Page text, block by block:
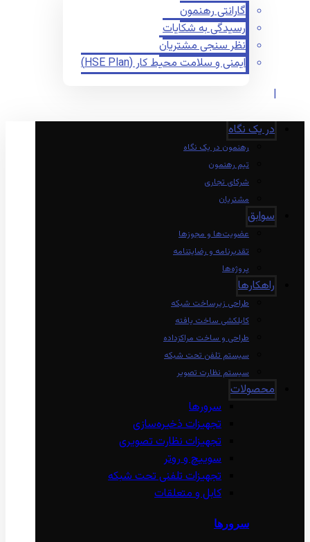
گارانتی رهنمون
رسیدگی به شکایات
نظر سنجی مشتریان
ایمنی و سلامت محیط کار (HSE Plan)
در یک نگاه
رهنمون در یک نگاه
تیم رهنمون
شرکای تجاری
مشتریان
سوابق
عضویت‌ها و مجوزها
تقدیرنامه و رضایتنامه
پروژه‌ها
راهکارها
طراحی زیرساخت شبکه
کابلکشی ساخت یافته
طراحی و ساخت مراکزداده
سیستم تلفن تحت شبکه
سیستم نظارت تصویر
محصولات
سرورها
تجهیزات ذخیره‌سازی
تجهیزات نظارت تصویری
سوییچ و روتر
تجهیزات تلفنی تحت شبکه
کابل و متعلقات
سرورها